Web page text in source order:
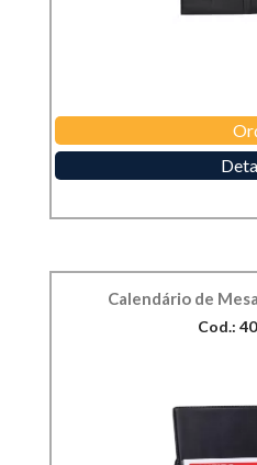
Calendário de
Cod.: